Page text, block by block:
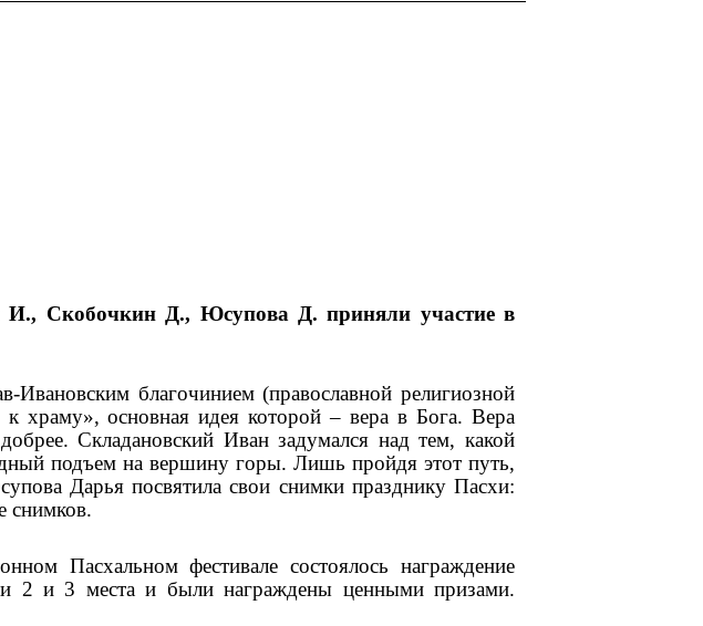
Скобочкин Д., Юсупова Д. приняли участие в
благочинием (православной религиозной
храму», основная идея которой – вера в Бога. Вера
Складановский Иван задумался над тем, какой
подъем на вершину горы. Лишь пройдя этот путь,
Дарья посвятила свои снимки празднику Пасхи:
снимков.
Пасхальном фестивале состоялось награждение
2 и 3 места и были награждены ценными призами.